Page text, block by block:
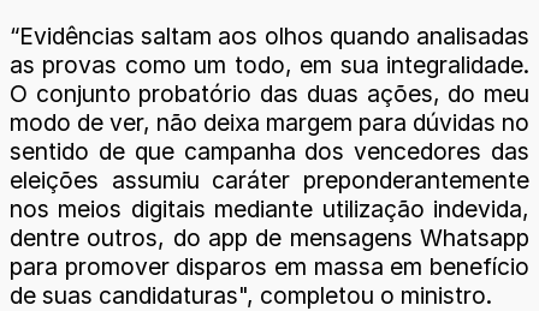
“Evidências saltam aos olhos quando analisadas
as provas como um todo, em sua integralidade.
O conjunto probatório das duas ações, do meu
modo de ver, não deixa margem para dúvidas no
sentido de que campanha dos vencedores das
eleições assumiu caráter preponderantemente
nos meios digitais mediante utilização indevida,
dentre outros, do app de mensagens Whatsapp
para promover disparos em massa em benefício
de suas candidaturas", completou o ministro.